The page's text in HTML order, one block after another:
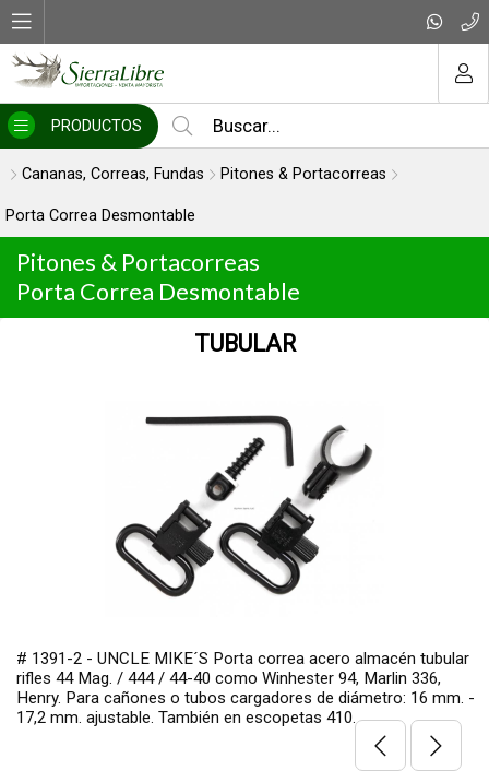
PRODUCTOS
Cananas, Correas, Fundas Pitones & Portacorreas
Porta Correa Desmontable
Pitones & Portacorreas
Porta Correa Desmontable
TUBULAR
# 1391-2 - UNCLE MIKE´S Porta correa acero almacén tubular
rifles 44 Mag. / 444 / 44-40 como Winhester 94, Marlin 336,
Henry. Para cañones o tubos cargadores de diámetro: 16 mm. -
17,2 mm. ajustable. También en escopetas 410.